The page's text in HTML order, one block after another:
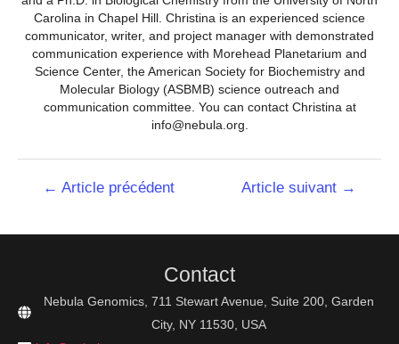
Carolina in Chapel Hill. Christina is an experienced science
communicator, writer, and project manager with demonstrated
communication experience with Morehead Planetarium and
Science Center, the American Society for Biochemistry and
Molecular Biology (ASBMB) science outreach and
communication committee. You can contact Christina at
info@nebula.org.
Navigation
← Article précédent Article suivant →
Contact
Nebula Genomics, 711 Stewart Avenue, Suite 200, Garden
City, NY 11530, USA